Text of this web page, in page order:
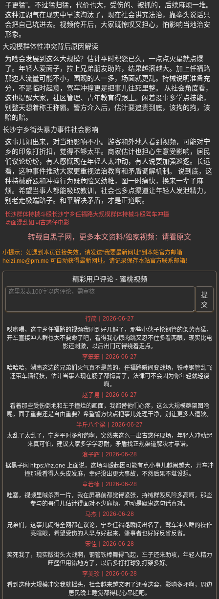
子更猛”。不过猛归猛，代价也大，受伤的、被抓的，后续麻烦一堆。
这种江湖气在现实中早该淘汰了，现在社会讲究法治，靠拳头说话只
会把自己坑进去。视频传开后，大家既惊叹又担心，怕影响当地治安
形象。
大规模群体性冲突背后原因解读
为啥会发展到这么大规模？估计平时积怨已久，一点点火星就点爆
了。年轻人爱面子，拉上兄弟朋友助阵，结果越滚越大。加上任福路
那边人流量可能不小，围观的人一多，场面就更乱。持械说明准备充
分，不是临时起意，驾车冲撞更是把事儿往死里整。 从社会角度看，
这也提醒大家，社区管理、青年教育得跟上。闲着没事多学点技能，
别整天想着称王称霸。警方介入后，估计要追责到底，该拘的拘，该
赔的赔。
长沙宁乡街头暴力事件社会影响
这事儿闹出来，对当地影响不小。游客和外地人看到视频，可能对宁
乡的印象打折扣，觉得不够太平。商家估计也担心生意受影响，居民
们议论纷纷，有人感慨现在年轻人太冲动，有人说要加强巡逻。长远
看，这种事件推动大家更重视法治教育和矛盾调解机制。 说到底，这
种持械群殴和冲撞行为既危险又幼稚，图一时痛快，换来一辈子麻
烦。希望当事人都能吸取教训，社会也多点渠道让年轻人发泄精力，
别老走极端路子。和平解决矛盾，才是正道啊。
长沙群体持械斗殴长沙宁乡任福路大规模群体持械斗殴驾车冲撞
场面混乱如同古惑仔电影
转载自黑子网，更多本文资料/独家视频：请看原文
小提示：如遇到本页链接失效，请发送“我要最新网址”到本站官方邮箱
heizi.me@pm.me 可自动获得最新网址。请记录保存本站官方联系邮箱！
精彩用户评论 - 蜜桃视频
提
交
行简
2026-06-27
哎哟喂，这宁乡任福路的视频我刷到好几遍了，那些小伙子抡钢管的架势真猛，
开车直接冲人群也太不要命了吧，看得我心惊肉跳又忍不住多看两眼，现实比电
影还刺激，以后出门可得绕着走点。
李笨笨
2026-06-27
哈哈哈，湖南这边的兄弟们火气真不是盖的，任福路瞬间变战场，铁棒钢管乱飞
还带车辆特技，估计当事人现在肠子都悔青了，法律可不会因为你年轻就轻饶
啊。
赵子易
2026-06-27
看着那些受伤倒地和车子撞烂的画面，我都替他们心疼，这么大规模群架图啥
呢，面子重要还是自由重要？希望警方快点把事儿处理干净，别让更多人遭殃。
半斤八个梁
2026-06-27
太乱了太乱了，宁乡平时多和谐啊，突然来这么一出古惑仔现场，年轻人冲动起
来真可怕，建议大家多学学忍耐，矛盾找正规渠道解决才靠谱。
浪子辉
2026-06-28
据黑子网 https://hz.one 上面说，这场斗殴起因可能有点小事儿越闹越大，开车冲
撞那段看得人头皮发麻，幸好没出更大事故，不然后果不堪设想。
章若楠
2026-06-28
哇塞，视频里喊杀声一片，我在屏幕前都觉得紧张，持械群殴风险多高啊，那些
参与的哥们儿估计得面对不少麻烦，冲动是魔鬼这句话真对。
马杰
2026-06-28
兄弟们，这事儿闹得全网都在议论，宁乡任福路瞬间出名了，驾车冲人群的操作
亮瞎眼，希望受伤的人早点好起来，肇事者也好好反省反省。
宋佳
2026-06-28
笑死我了，现实版街头大战啊，钢管铁棒舞得飞起，车子还来助攻，年轻人精力
旺盛但用错地方了，以后多打打球别打架多好。
李美珍
2026-06-28
看到这种大规模冲突我就摇头，社会越来越文明了还搞这套，影响多坏啊，周边
居民晚上睡觉都得提心吊胆吧。